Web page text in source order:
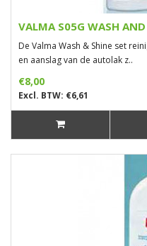
VALMA S05G WASH
De Valma Wash & Shine set
en aanslag van de autolak z..
€8,00
Excl. BTW: €6,61